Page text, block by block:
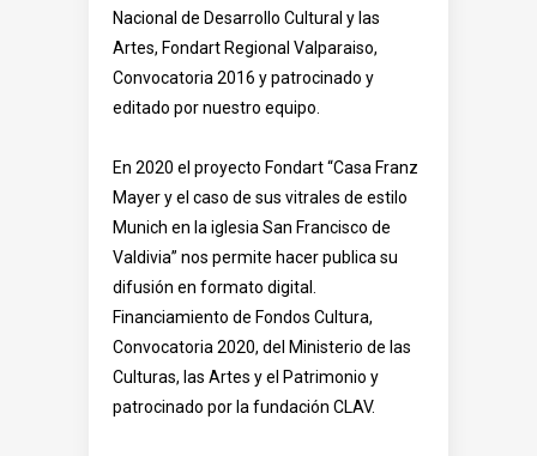
Nacional de Desarrollo Cultural y las
Artes, Fondart Regional Valparaiso,
Convocatoria 2016 y patrocinado y
editado por nuestro equipo.
En 2020 el proyecto Fondart “Casa Franz
Mayer y el caso de sus vitrales de estilo
Munich en la iglesia San Francisco de
Valdivia” nos permite hacer publica su
difusión en formato digital.
Financiamiento de Fondos Cultura,
Convocatoria 2020, del Ministerio de las
Culturas, las Artes y el Patrimonio y
patrocinado por la fundación CLAV.